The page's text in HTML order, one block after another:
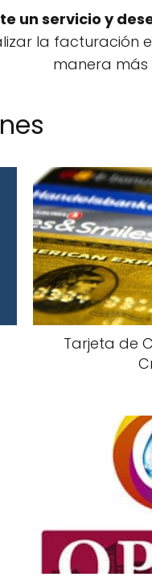
un servicio y
la facturación
manera más
Tarjeta de